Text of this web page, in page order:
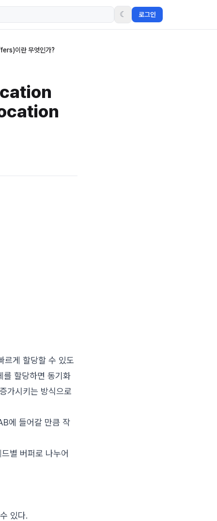
☾ 로그인
이란 무엇인가?
르게 할당할 수 있도
할당하면 동기화
가시키는 방식으로
에 들어갈 만큼 작
별 버퍼로 나누어
있다.